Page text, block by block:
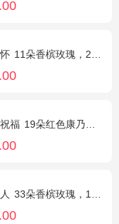
11朵香槟玫瑰，2支多头白百合，绿叶搭配
福 19朵红色康乃馨，绿叶搭配
33朵香槟玫瑰，1条灯带，桔梗、绿叶搭配